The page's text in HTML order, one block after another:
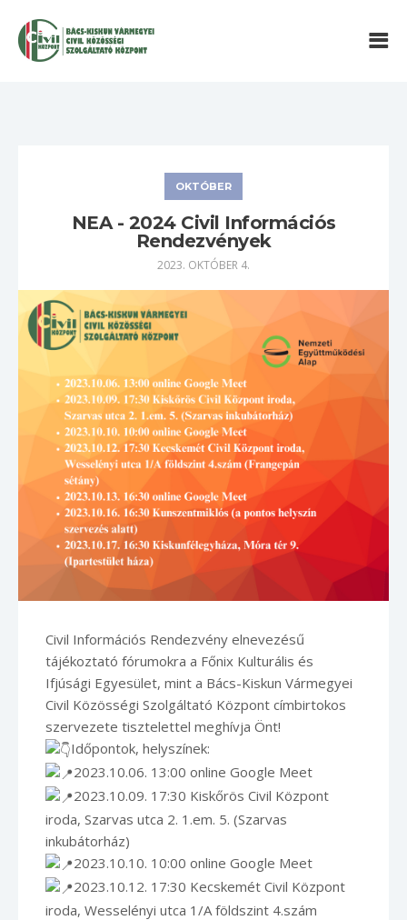
OKTÓBER
NEA - 2024 Civil Információs
Rendezvények
2023. OKTÓBER 4.
Civil Információs Rendezvény elnevezésű
tájékoztató fórumokra a Főnix Kulturális és
Ifjúsági Egyesület, mint a Bács-Kiskun Vármegyei
Civil Közösségi Szolgáltató Központ címbirtokos
szervezete tisztelettel meghívja Önt!
Időpontok, helyszínek:
2023.10.06. 13:00 online Google Meet
2023.10.09. 17:30 Kiskőrös Civil Központ
iroda, Szarvas utca 2. 1.em. 5. (Szarvas
inkubátorház)
2023.10.10. 10:00 online Google Meet
2023.10.12. 17:30 Kecskemét Civil Központ
iroda, Wesselényi utca 1/A földszint 4.szám